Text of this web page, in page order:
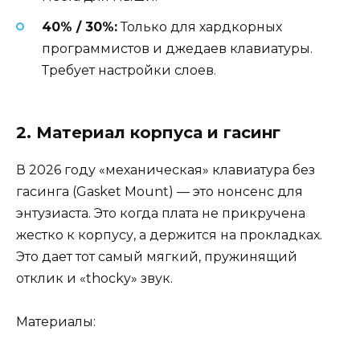
40% / 30%:Только для хардкорных
программистов и джедаев клавиатуры.
Требует настройки слоев.
2. Материал корпуса и гасинг
В 2026 году «механическая» клавиатура без
гасинга (Gasket Mount) — это нонсенс для
энтузиаста. Это когда плата не прикручена
жестко к корпусу, а держится на прокладках.
Это дает тот самый мягкий, пружинящий
отклик и «thocky» звук.
Материалы: